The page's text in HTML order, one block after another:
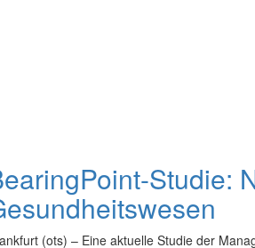
Studie:
(ots) – Eine aktuelle Studie der